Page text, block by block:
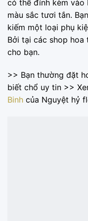
có thể đính kèm
màu sắc tươi tắn.
kiếm một loại phụ
Bởi tại các shop
cho bạn.
>> Bạn thường đặt
biết chổ uy tin >>
Binh của Nguyệt hỷ